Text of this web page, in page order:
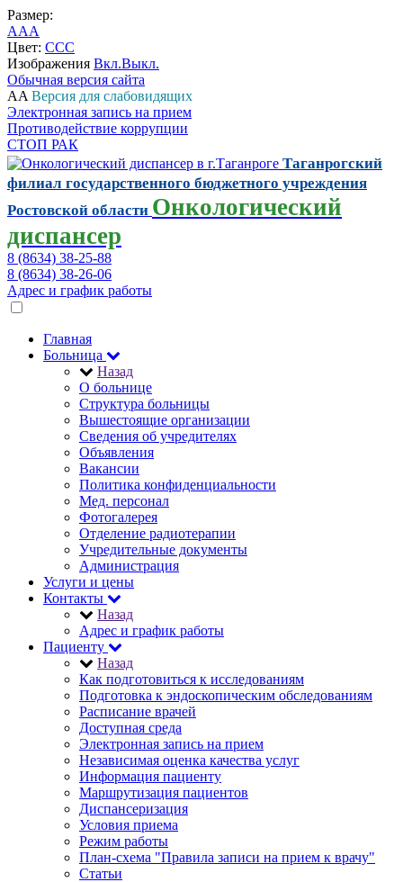
Размер:
AAA
Цвет: CCC
Изображения Вкл.Выкл.
Обычная версия сайта
AA Версия для слабовидящих
Электронная запись на прием
Противодействие коррупции
СТОП РАК
Таганрогский
филиал государственного бюджетного учреждения
Ростовской области Онкологический
диспансер
8 (8634) 38-25-88
8 (8634) 38-26-06
Адрес и график работы
Главная
Больница
Назад
О больнице
Структура больницы
Вышестоящие организации
Сведения об учредителях
Объявления
Вакансии
Политика конфиденциальности
Мед. персонал
Фотогалерея
Отделение радиотерапии
Учредительные документы
Администрация
Услуги и цены
Контакты
Назад
Адрес и график работы
Пациенту
Назад
Как подготовиться к исследованиям
Подготовка к эндоскопическим обследованиям
Расписание врачей
Доступная среда
Электронная запись на прием
Независимая оценка качества услуг
Информация пациенту
Маршрутизация пациентов
Диспансеризация
Условия приема
Режим работы
План-схема "Правила записи на прием к врачу"
Статьи